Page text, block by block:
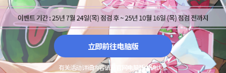
立即前往电脑版
有关活动详细内容请至 官网电脑版中确认。